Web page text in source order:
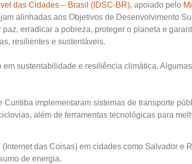
das Cidades – Brasil (IDSC-BR), apoiado pelo
alinhadas aos Objetivos de Desenvolvimento
erradicar a pobreza, proteger o planeta e
resilientes e sustentáveis.
sustentabilidade e resiliência climática. Algumas
Curitiba implementaram sistemas de transporte
além de ferramentas tecnológicas para
das Coisas) em cidades como Salvador e
de energia.